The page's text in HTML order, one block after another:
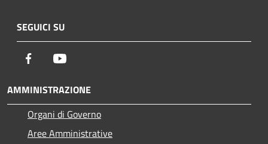
SEGUICI SU
Facebook
AMMINISTRAZIONE
Organi di Governo
Aree Amministrative